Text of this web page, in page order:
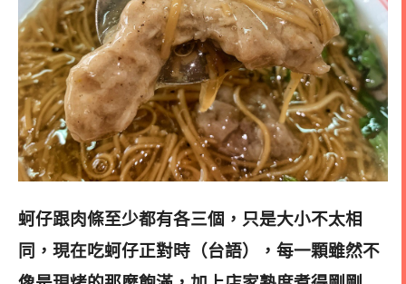
蚵仔跟肉條至少都有各三個，只是大小不太相
同，現在吃蚵仔正對時（台語），每一顆雖然不